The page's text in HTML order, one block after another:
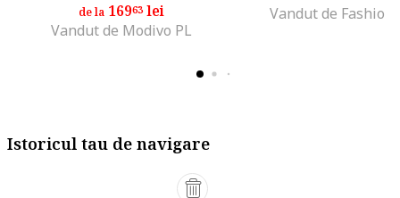
de la 16963lei
Vandut de Modivo PL
Vandut de Fashion
Istoricul tau de navigare